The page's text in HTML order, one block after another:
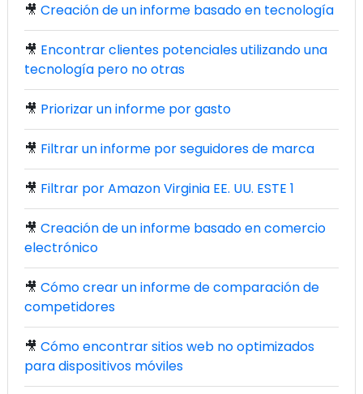
🎥 Creación de un informe basado en tecnología
🎥 Encontrar clientes potenciales utilizando una
tecnología pero no otras
🎥 Priorizar un informe por gasto
🎥 Filtrar un informe por seguidores de marca
🎥 Filtrar por Amazon Virginia EE. UU. ESTE 1
🎥 Creación de un informe basado en comercio
electrónico
🎥 Cómo crear un informe de comparación de
competidores
🎥 Cómo encontrar sitios web no optimizados
para dispositivos móviles